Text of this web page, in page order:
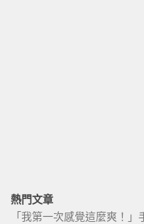
熱門文章
「我第一次感覺這麼爽！